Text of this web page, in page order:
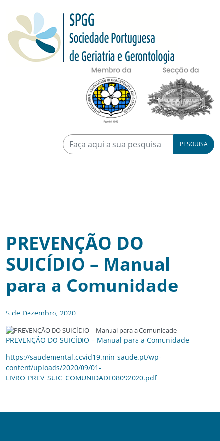
PESQUISA
PREVENÇÃO DO
SUICÍDIO – Manual
para a Comunidade
5 de Dezembro, 2020
PREVENÇÃO DO SUICÍDIO – Manual para a Comunidade
https://saudemental.covid19.min-saude.pt/wp-
content/uploads/2020/09/01-
LIVRO_PREV_SUIC_COMUNIDADE08092020.pdf